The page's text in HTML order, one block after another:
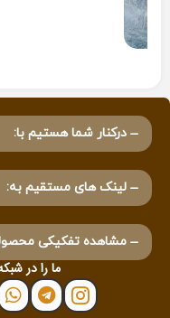
درکنار شما هستیم با:
لینک های مستقیم به:
مشاهده تفکیکی
ما را در